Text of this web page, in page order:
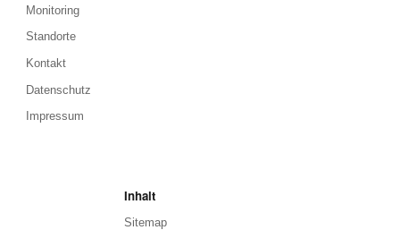
Monitoring
Standorte
Kontakt
Datenschutz
Impressum
Inhalt
Sitemap